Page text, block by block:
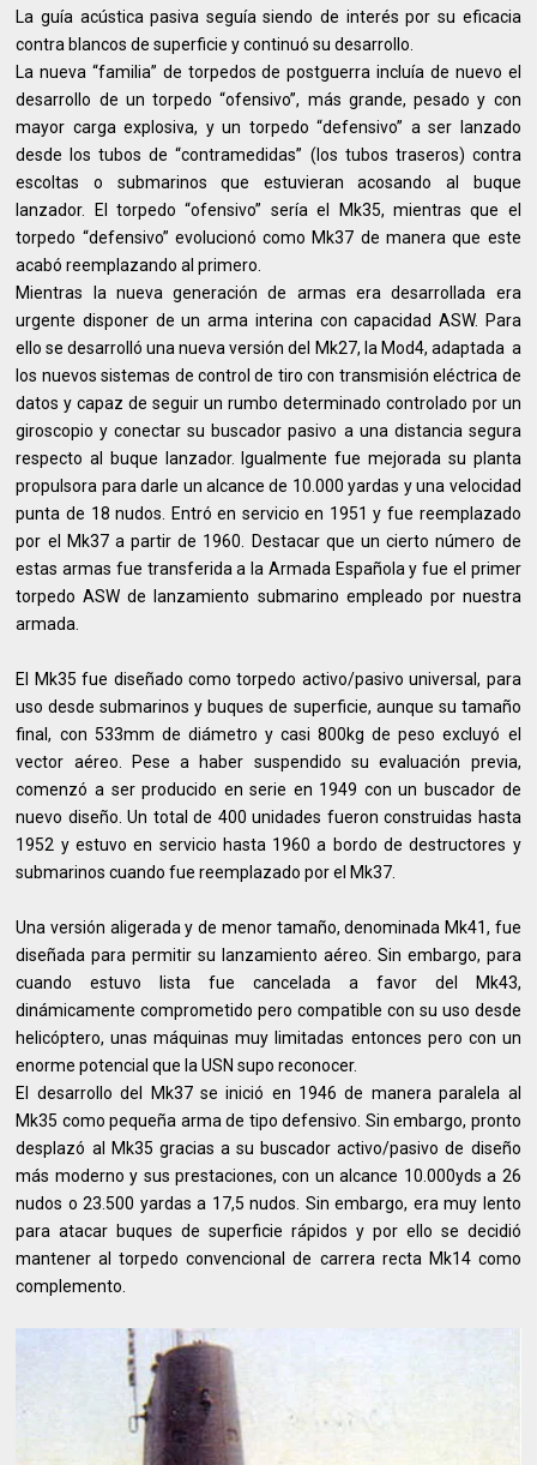
La guía acústica pasiva seguía siendo de interés por su eficacia
contra blancos de superficie y continuó su desarrollo.
La nueva “familia” de torpedos de postguerra incluía de nuevo el
desarrollo de un torpedo “ofensivo”, más grande, pesado y con
mayor carga explosiva, y un torpedo “defensivo” a ser lanzado
desde los tubos de “contramedidas” (los tubos traseros) contra
escoltas o submarinos que estuvieran acosando al buque
lanzador. El torpedo “ofensivo” sería el Mk35, mientras que el
torpedo “defensivo” evolucionó como Mk37 de manera que este
acabó reemplazando al primero.
Mientras la nueva generación de armas era desarrollada era
urgente disponer de un arma interina con capacidad ASW. Para
ello se desarrolló una nueva versión del Mk27, la Mod4, adaptada a
los nuevos sistemas de control de tiro con transmisión eléctrica de
datos y capaz de seguir un rumbo determinado controlado por un
giroscopio y conectar su buscador pasivo a una distancia segura
respecto al buque lanzador. Igualmente fue mejorada su planta
propulsora para darle un alcance de 10.000 yardas y una velocidad
punta de 18 nudos. Entró en servicio en 1951 y fue reemplazado
por el Mk37 a partir de 1960. Destacar que un cierto número de
estas armas fue transferida a la Armada Española y fue el primer
torpedo ASW de lanzamiento submarino empleado por nuestra
armada.
El Mk35 fue diseñado como torpedo activo/pasivo universal, para
uso desde submarinos y buques de superficie, aunque su tamaño
final, con 533mm de diámetro y casi 800kg de peso excluyó el
vector aéreo. Pese a haber suspendido su evaluación previa,
comenzó a ser producido en serie en 1949 con un buscador de
nuevo diseño. Un total de 400 unidades fueron construidas hasta
1952 y estuvo en servicio hasta 1960 a bordo de destructores y
submarinos cuando fue reemplazado por el Mk37.
Una versión aligerada y de menor tamaño, denominada Mk41, fue
diseñada para permitir su lanzamiento aéreo. Sin embargo, para
cuando estuvo lista fue cancelada a favor del Mk43,
dinámicamente comprometido pero compatible con su uso desde
helicóptero, unas máquinas muy limitadas entonces pero con un
enorme potencial que la USN supo reconocer.
El desarrollo del Mk37 se inició en 1946 de manera paralela al
Mk35 como pequeña arma de tipo defensivo. Sin embargo, pronto
desplazó al Mk35 gracias a su buscador activo/pasivo de diseño
más moderno y sus prestaciones, con un alcance 10.000yds a 26
nudos o 23.500 yardas a 17,5 nudos. Sin embargo, era muy lento
para atacar buques de superficie rápidos y por ello se decidió
mantener al torpedo convencional de carrera recta Mk14 como
complemento.